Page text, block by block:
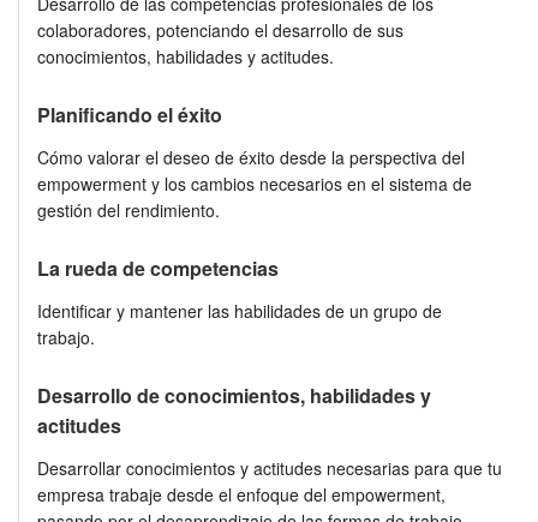
colaboradores, potenciando el desarrollo de sus
conocimientos, habilidades y actitudes.
Planificando el éxito
Cómo valorar el deseo de éxito desde la perspectiva del
empowerment y los cambios necesarios en el sistema de
gestión del rendimiento.
La rueda de competencias
Identificar y mantener las habilidades de un grupo de
trabajo.
Desarrollo de conocimientos, habilidades y
actitudes
Desarrollar conocimientos y actitudes necesarias para que tu
empresa trabaje desde el enfoque del empowerment,